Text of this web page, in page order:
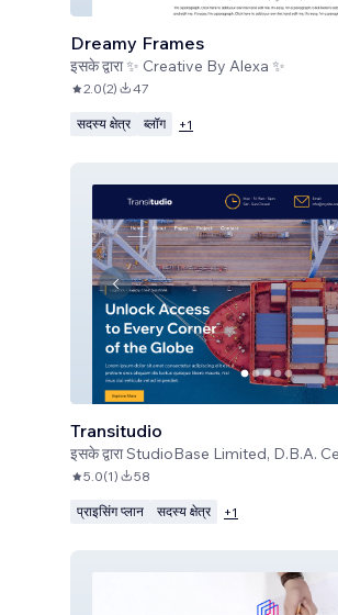
Dreamy Frames
इसके द्वारा✨ Creative By Alexa ✨
2.0(2) 47
सदस्य क्षेत्र ब्लॉग +1
Transitudio
इसके द्वाराStudioBase Limited, D.B.A.
5.0(1) 58
प्राइसिंग प्लान सदस्य क्षेत्र +1